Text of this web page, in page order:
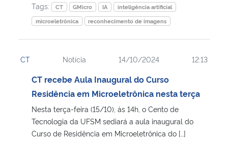
Tags:
CT GMicro IA
inteligência artificial
microeletrônica
reconhecimento de imagens
CT Notícia 14/10/2024 12:13
CT recebe Aula Inaugural do Curso
Residência em Microeletrônica nesta terça
Nesta terça-feira (15/10), às 14h, o Cento de
Tecnologia da UFSM sediará a aula inaugural do
Curso de Residência em Microeletrônica do […]